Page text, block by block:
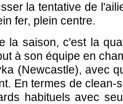
la tentative de
fer, plein centre.
la saison, c'est la
à son équipe en
(Newcastle), avec
En termes de clean-
habituels avec